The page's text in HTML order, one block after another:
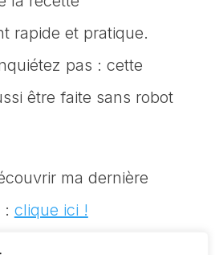
rapide et pratique.
pas : cette
être faite sans robot
ma dernière
: clique ici !